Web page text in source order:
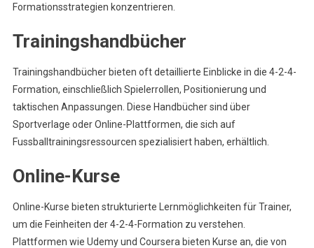
Formationsstrategien konzentrieren.
Trainingshandbücher
Trainingshandbücher bieten oft detaillierte Einblicke in die 4-2-4-
Formation, einschließlich Spielerrollen, Positionierung und
taktischen Anpassungen. Diese Handbücher sind über
Sportverlage oder Online-Plattformen, die sich auf
Fussballtrainingsressourcen spezialisiert haben, erhältlich.
Online-Kurse
Online-Kurse bieten strukturierte Lernmöglichkeiten für Trainer,
um die Feinheiten der 4-2-4-Formation zu verstehen.
Plattformen wie Udemy und Coursera bieten Kurse an, die von